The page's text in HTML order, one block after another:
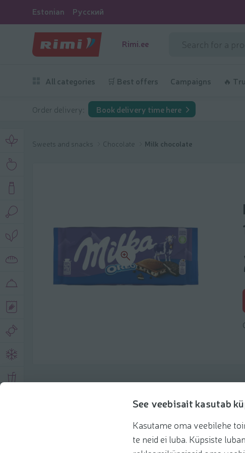
See veebisait kasutab
Kasutame oma veebilehe
te neid ei luba. Küpsiste
Estonian Русский
Rimi.ee
All categories 🛒 Best offers Campaigns 🔥
Order delivery: Book delivery time here
Sweets and snacks Chocolate Milk chocolate
Recommendations